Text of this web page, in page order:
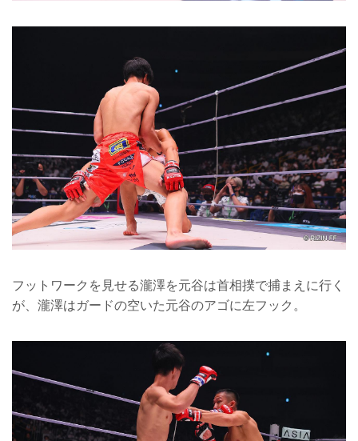
フットワークを見せる瀧澤を元谷は首相撲で捕まえに行く
が、瀧澤はガードの空いた元谷のアゴに左フック。